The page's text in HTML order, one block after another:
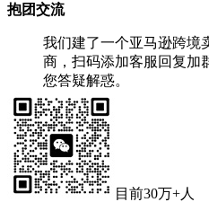
抱团交流
我们建了一个亚马逊跨境
商，扫码添加客服回复加
您答疑解惑。
目前30万+人